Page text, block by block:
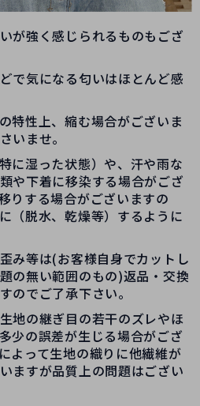
が強く感じられるものもござ
で気になる匂いはほとんど感
特性上、縮む場合がございま
いませ。
に湿った状態）や、汗や雨な
や下着に移染する場合がござ
りする場合がございますの
（脱水、乾燥等）するように
み等は(お客様自身でカットし
の無い範囲のもの)返品・交換
のでご了承下さい。
地の継ぎ目の若干のズレやほ
少の誤差が生じる場合がござ
よって生地の織りに他繊維が
ますが品質上の問題はござい